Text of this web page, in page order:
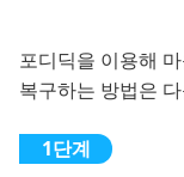
포디딕을 이용해
복구하는 방법은